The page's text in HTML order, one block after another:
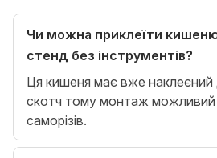
Чи можна приклеїти
стенд без інструментів?
Ця кишеня має вже наклеєний
скотч тому монтаж можливий
саморізів.